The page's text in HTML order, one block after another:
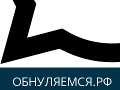
ОБНУЛЯЕМСЯ.РФ